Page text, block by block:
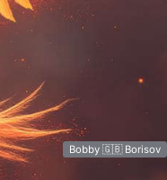
Bobby 🇬🇧 Borisov